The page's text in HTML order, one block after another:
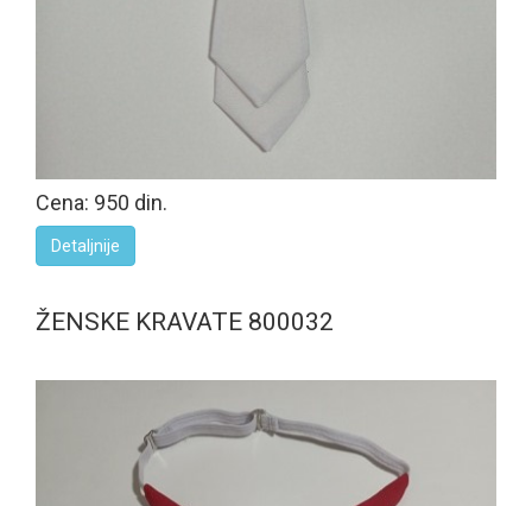
Cena: 950 din.
Detaljnije
ŽENSKE KRAVATE 800032